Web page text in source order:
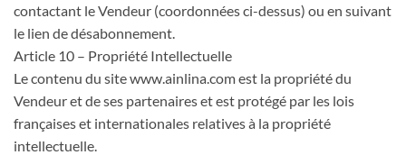
contactant le Vendeur (coordonnées ci-dessus) ou en suivant
le lien de désabonnement.
Article 10 – Propriété Intellectuelle
Le contenu du site www.ainlina.com est la propriété du
Vendeur et de ses partenaires et est protégé par les lois
françaises et internationales relatives à la propriété
intellectuelle.